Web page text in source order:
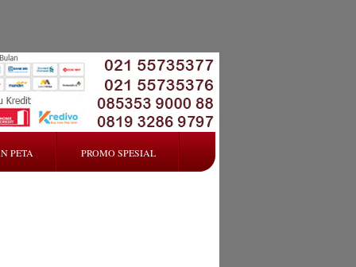
PETA PROMO SPESIAL